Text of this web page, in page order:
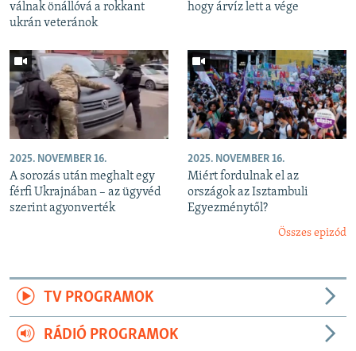
válnak önállóvá a rokkant
ukrán veteránok
hogy árvíz lett a vége
2025. NOVEMBER 16.
A sorozás után meghalt egy
férfi Ukrajnában – az ügyvéd
szerint agyonverték
2025. NOVEMBER 16.
Miért fordulnak el az
országok az Isztambuli
Egyezménytől?
Összes epizód
TV PROGRAMOK
RÁDIÓ PROGRAMOK